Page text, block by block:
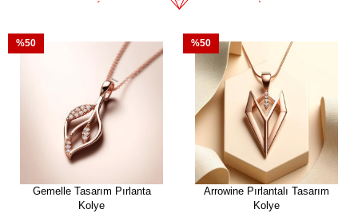
Gemelle Tasarım Pırlanta
Kolye
%50
Arrowine Pırlantalı Tasarım
Kolye
%50